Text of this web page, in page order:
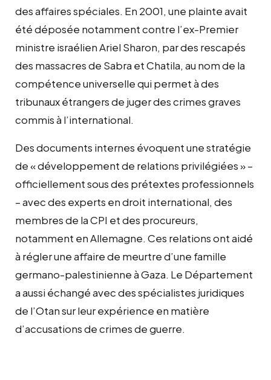
des affaires spéciales. En 2001, une plainte avait
été déposée notamment contre l’ex-Premier
ministre israélien Ariel Sharon, par des rescapés
des massacres de Sabra et Chatila, au nom de la
compétence universelle qui permet à des
tribunaux étrangers de juger des crimes graves
commis à l’international.
Des documents internes évoquent une stratégie
de « développement de relations privilégiées » –
officiellement sous des prétextes professionnels
– avec des experts en droit international, des
membres de la CPI et des procureurs,
notamment en Allemagne. Ces relations ont aidé
à régler une affaire de meurtre d’une famille
germano-palestinienne à Gaza. Le Département
a aussi échangé avec des spécialistes juridiques
de l’Otan sur leur expérience en matière
d’accusations de crimes de guerre.